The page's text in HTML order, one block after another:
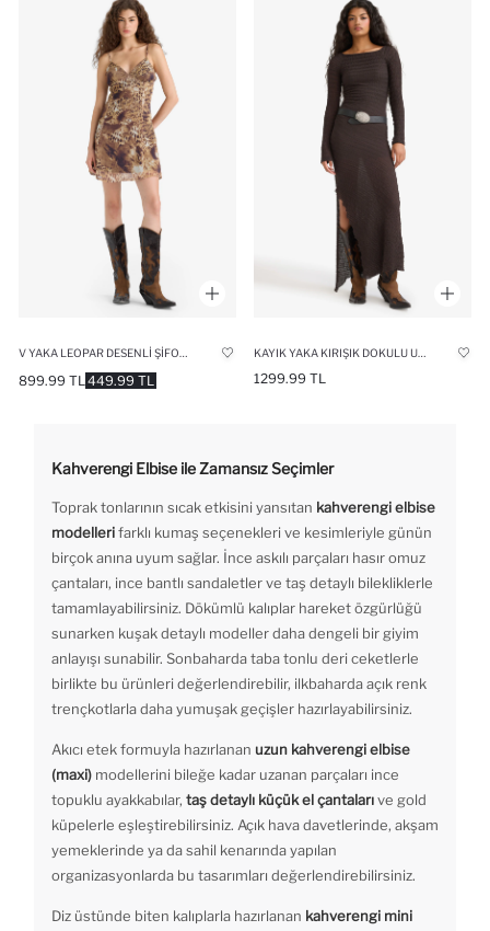
449.99 TL
899.99 TL 1299.99 TL
Kahverengi Elbise ile Zamansız Seçimler
Toprak tonlarının sıcak etkisini yansıtan kahverengi elbise
modellerifarklı kumaş seçenekleri ve kesimleriyle günün
birçok anına uyum sağlar. İnce askılı parçaları hasır omuz
çantaları, ince bantlı sandaletler ve taş detaylı bilekliklerle
tamamlayabilirsiniz. Dökümlü kalıplar hareket özgürlüğü
sunarken kuşak detaylı modeller daha dengeli bir giyim
anlayışı sunabilir. Sonbaharda taba tonlu deri ceketlerle
birlikte bu ürünleri değerlendirebilir, ilkbaharda açık renk
trençkotlarla daha yumuşak geçişler hazırlayabilirsiniz.
Akıcı etek formuyla hazırlanan uzun kahverengi elbise
(maxi) modellerini bileğe kadar uzanan parçaları ince
topuklu ayakkabılar, taş detaylı küçük el çantalarıve gold
küpelerle eşleştirebilirsiniz. Açık hava davetlerinde, akşam
yemeklerinde ya da sahil kenarında yapılan
organizasyonlarda bu tasarımları değerlendirebilirsiniz.
Diz üstünde biten kalıplarla hazırlanan kahverengi mini